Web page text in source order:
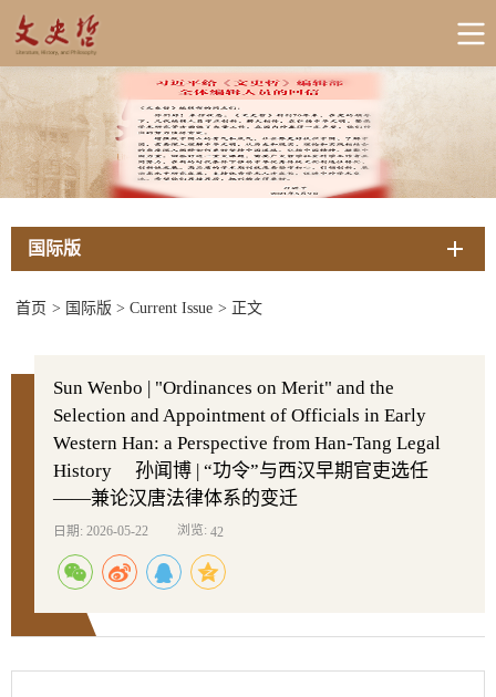
国际版
首页 > 国际版 > Current Issue > 正文
Sun Wenbo | "Ordinances on Merit" and the
Selection and Appointment of Officials in Early
Western Han: a Perspective from Han-Tang Legal
History 孙闻博 | “功令”与西汉早期官吏选任
——兼论汉唐法律体系的变迁
日期: 2026-05-22 浏览: 42